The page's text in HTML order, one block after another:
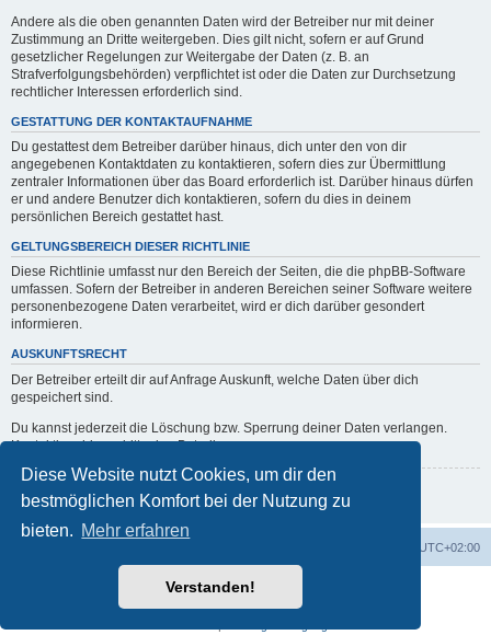
Diese Website nutzt Cookies, um dir den
bestmöglichen Komfort bei der Nutzung zu
bieten. Mehr erfahren
Verstanden!
Andere als die oben genannten Daten wird der Betreiber nur mit deiner
Zustimmung an Dritte weitergeben. Dies gilt nicht, sofern er auf Grund
gesetzlicher Regelungen zur Weitergabe der Daten (z. B. an
Strafverfolgungsbehörden) verpflichtet ist oder die Daten zur Durchsetzung
rechtlicher Interessen erforderlich sind.
GESTATTUNG DER KONTAKTAUFNAHME
Du gestattest dem Betreiber darüber hinaus, dich unter den von dir
angegebenen Kontaktdaten zu kontaktieren, sofern dies zur Übermittlung
zentraler Informationen über das Board erforderlich ist. Darüber hinaus dürfen
er und andere Benutzer dich kontaktieren, sofern du dies in deinem
persönlichen Bereich gestattet hast.
GELTUNGSBEREICH DIESER RICHTLINIE
Diese Richtlinie umfasst nur den Bereich der Seiten, die die phpBB-Software
umfassen. Sofern der Betreiber in anderen Bereichen seiner Software weitere
personenbezogene Daten verarbeitet, wird er dich darüber gesondert
informieren.
AUSKUNFTSRECHT
Der Betreiber erteilt dir auf Anfrage Auskunft, welche Daten über dich
gespeichert sind.
Du kannst jederzeit die Löschung bzw. Sperrung deiner Daten verlangen.
Kontaktiere hierzu bitte den Betreiber.
Zurück zur vorherigen Seite
UTC+02:00
Powered byphpBB® Forum Software © phpBB Limited
phpBB.de